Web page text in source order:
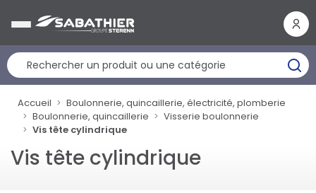
Accueil
Boulonnerie, quincaillerie, électricité, plomberie
Boulonnerie, quincaillerie
Visserie boulonnerie
Vis tête cylindrique
Vis tête cylindrique